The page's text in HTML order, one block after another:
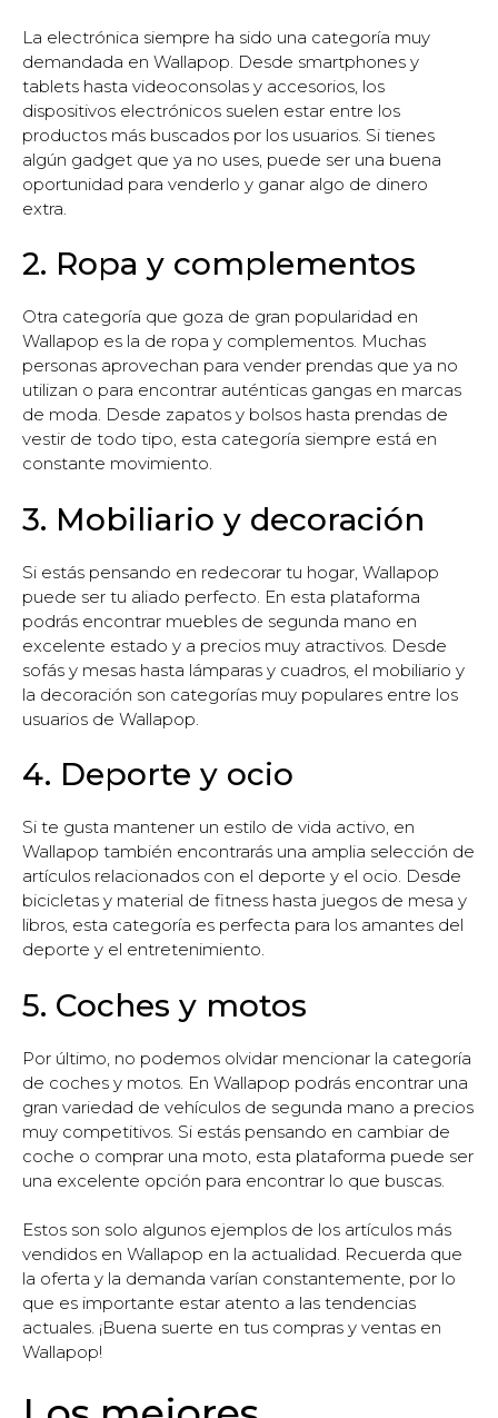
La electrónica siempre ha sido una categoría muy
demandada en Wallapop. Desde smartphones y
tablets hasta videoconsolas y accesorios, los
dispositivos electrónicos suelen estar entre los
productos más buscados por los usuarios. Si tienes
algún gadget que ya no uses, puede ser una buena
oportunidad para venderlo y ganar algo de dinero
extra.
2. Ropa y complementos
Otra categoría que goza de gran popularidad en
Wallapop es la de ropa y complementos. Muchas
personas aprovechan para vender prendas que ya no
utilizan o para encontrar auténticas gangas en marcas
de moda. Desde zapatos y bolsos hasta prendas de
vestir de todo tipo, esta categoría siempre está en
constante movimiento.
3. Mobiliario y decoración
Si estás pensando en redecorar tu hogar, Wallapop
puede ser tu aliado perfecto. En esta plataforma
podrás encontrar muebles de segunda mano en
excelente estado y a precios muy atractivos. Desde
sofás y mesas hasta lámparas y cuadros, el mobiliario y
la decoración son categorías muy populares entre los
usuarios de Wallapop.
4. Deporte y ocio
Si te gusta mantener un estilo de vida activo, en
Wallapop también encontrarás una amplia selección de
artículos relacionados con el deporte y el ocio. Desde
bicicletas y material de fitness hasta juegos de mesa y
libros, esta categoría es perfecta para los amantes del
deporte y el entretenimiento.
5. Coches y motos
Por último, no podemos olvidar mencionar la categoría
de coches y motos. En Wallapop podrás encontrar una
gran variedad de vehículos de segunda mano a precios
muy competitivos. Si estás pensando en cambiar de
coche o comprar una moto, esta plataforma puede ser
una excelente opción para encontrar lo que buscas.
Estos son solo algunos ejemplos de los artículos más
vendidos en Wallapop en la actualidad. Recuerda que
la oferta y la demanda varían constantemente, por lo
que es importante estar atento a las tendencias
actuales. ¡Buena suerte en tus compras y ventas en
Wallapop!